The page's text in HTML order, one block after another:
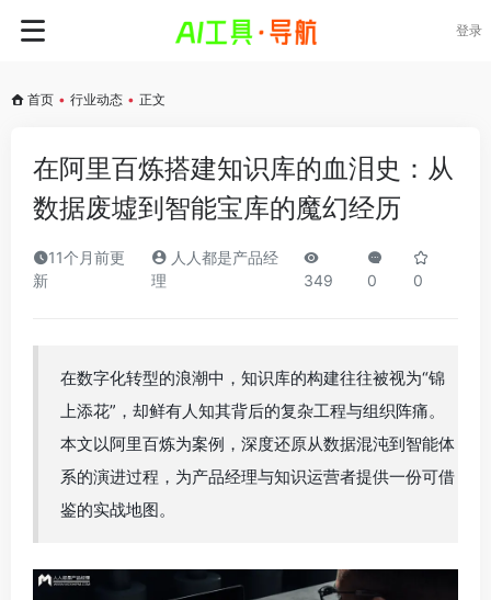
登录
首页 • 行业动态 • 正文
在阿里百炼搭建知识库的血泪史：从
数据废墟到智能宝库的魔幻经历
11个月前更
新
人人都是产品经
理
349 0 0
在数字化转型的浪潮中，知识库的构建往往被视为“锦
上添花”，却鲜有人知其背后的复杂工程与组织阵痛。
本文以阿里百炼为案例，深度还原从数据混沌到智能体
系的演进过程，为产品经理与知识运营者提供一份可借
鉴的实战地图。